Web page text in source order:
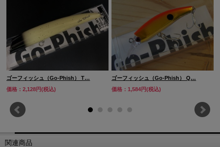
ゴーフィッシュ（Go-Phish） T…
価格：2,128円(税込)
ゴーフィッシュ（Go-Phish） Q…
価格：1,584円(税込)
関連商品